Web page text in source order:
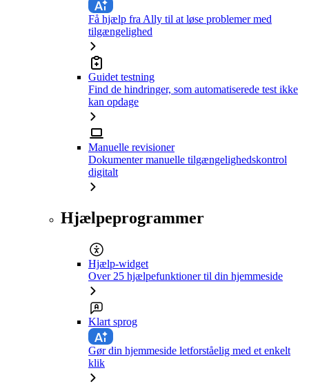
Få hjælp fra Ally til at løse problemer med
tilgængelighed
Guidet testning
Find de hindringer, som automatiserede test ikke
kan opdage
Manuelle revisioner
Dokumenter manuelle tilgængelighedskontrol
digitalt
Hjælpeprogrammer
Hjælp-widget
Over 25 hjælpefunktioner til din hjemmeside
Klart sprog
Gør din hjemmeside letforståelig med et enkelt
klik